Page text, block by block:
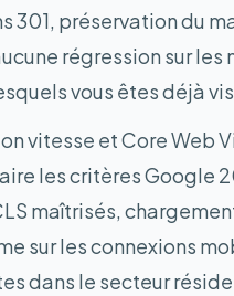
301, préservation du
régression sur les
vous êtes déjà
vitesse et Core Web
les critères Google
maîtrisés,
sur les connexions
dans le secteur